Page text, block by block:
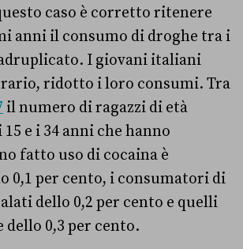
caso è corretto ritenere
anni il consumo di droghe tra i
I giovani italiani
ridotto i loro consumi. Tra
il numero di ragazzi di età
e i 34 anni che hanno
fatto uso di cocaina è
0,1 per cento, i consumatori di
dello 0,2 per cento e quelli
0,3 per cento.